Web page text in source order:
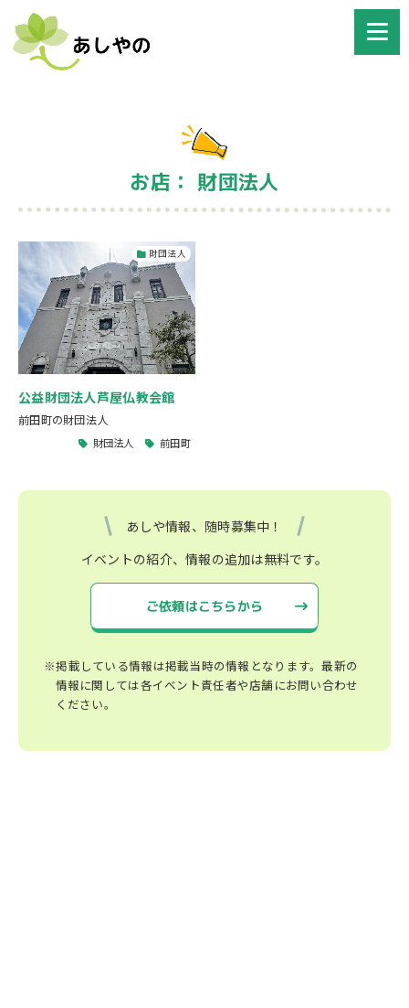
お店： 財団法人
財団法人
公益財団法人芦屋仏教会館
前田町の財団法人
財団法人 前田町
あしや情報、随時募集中！
イベントの紹介、情報の追加は無料です。
ご依頼はこちらから
※掲載している情報は掲載当時の情報となります。最新の
情報に関しては各イベント責任者や店舗にお問い合わせ
ください。